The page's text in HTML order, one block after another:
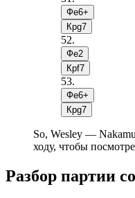
Фe6+
Крg7
52.
Фe2
Крf7
53.
Фe6+
Крg7
So, Wesley —
ходу, чтобы
Разбор партии